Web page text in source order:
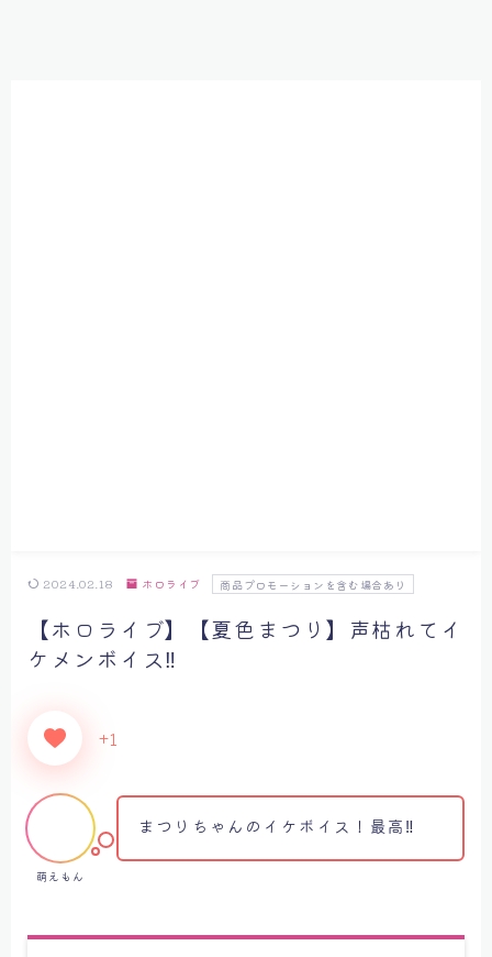
2024.02.18 ホロライブ 商品プロモーションを含む場合あり
【ホロライブ】【夏色まつり】声枯れてイ
ケメンボイス‼
+1
萌えもん
まつりちゃんのイケボイス！最高‼